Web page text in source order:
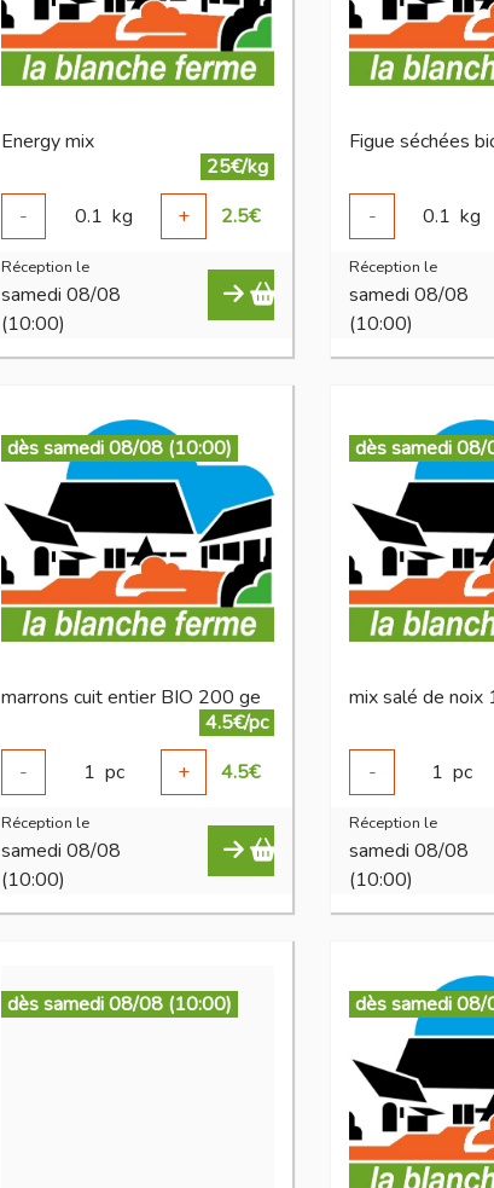
Energy mix
25€/kg
-
0.1 kg + 2.5€
Réception le
samedi 08/08
(10:00)
Figue séchées
-
0.1 kg
Réception le
samedi 08/08
(10:00)
dès samedi 08/08 (10:00)
marrons cuit entier BIO 200 ge
4.5€/pc
-
1 pc + 4.5€
Réception le
samedi 08/08
(10:00)
dès samedi
mix salé de noix
-
1 pc
Réception le
samedi 08/08
(10:00)
dès samedi 08/08 (10:00) dès samedi